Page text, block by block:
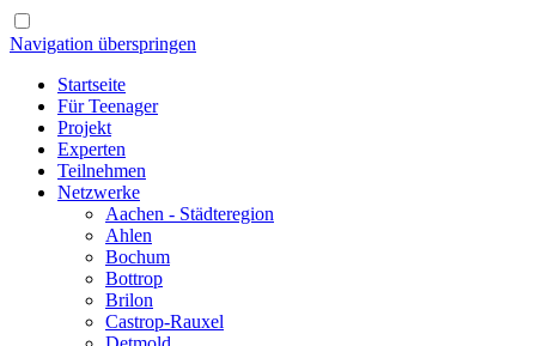
Navigation überspringen
Startseite
Für Teenager
Projekt
Experten
Teilnehmen
Netzwerke
Aachen - Städteregion
Ahlen
Bochum
Bottrop
Brilon
Castrop-Rauxel